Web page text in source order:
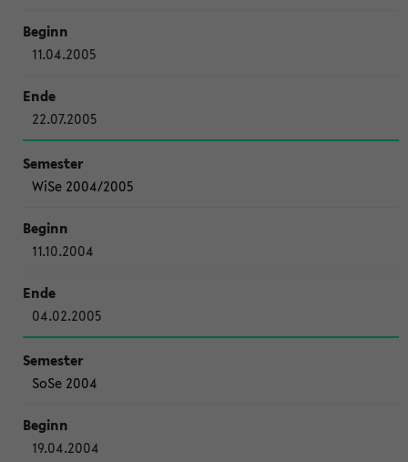
11.04.2005
22.07.2005
WiSe 2004/2005
11.10.2004
04.02.2005
SoSe 2004
19.04.2004